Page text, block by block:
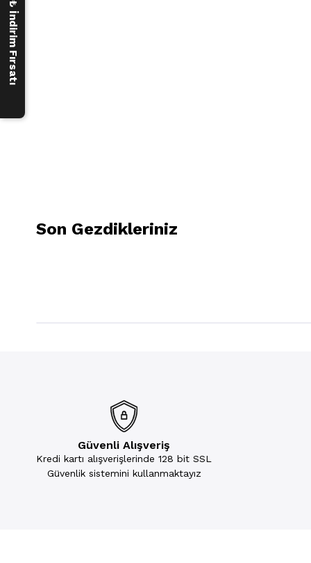
Son Gezdikleriniz
Güvenli Alışveriş
Kredi kartı alışverişlerinde 128 bit SSL
Güvenlik sistemini kullanmaktayız
250 ₺ İndirim Fırsatı